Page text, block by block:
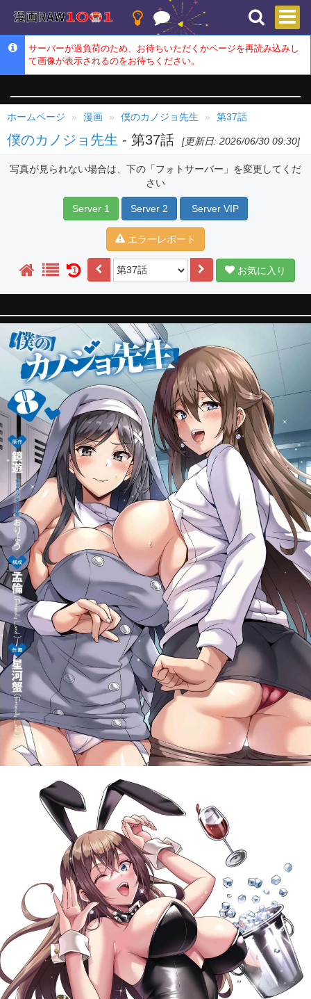
サーバーが過負荷のため、お待ちいただくかページを再読み込みし
て画像が表示されるのをお待ちください。
ホームページ 漫画 僕のカノジョ先生 第37話
僕のカノジョ先生 - 第37話 [更新日: 2026/06/30 09:30]
写真が見られない場合は、下の「フォトサーバー」を変更してくだ
さい
Server 1 Server 2 Server VIP
エラーレポート
1 お気に入り